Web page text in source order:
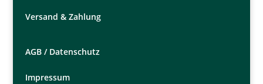
Versand & Zahlung
AGB / Datenschutz
Impressum